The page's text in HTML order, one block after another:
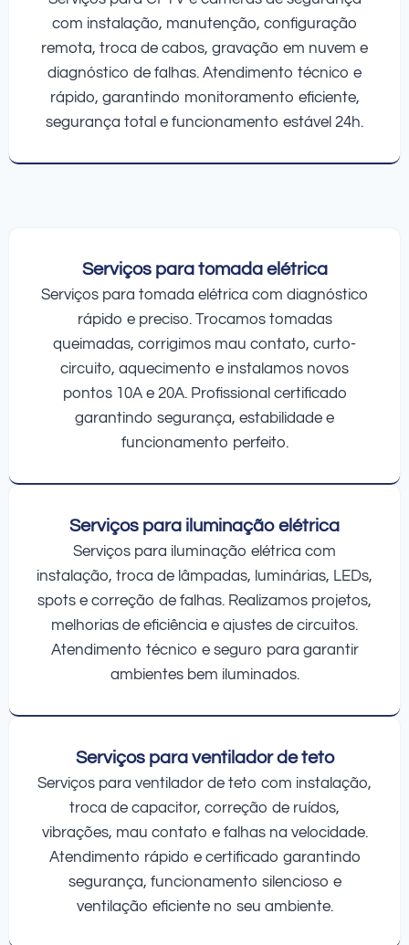
com instalação, manutenção, configuração
remota, troca de cabos, gravação em nuvem e
diagnóstico de falhas. Atendimento técnico e
rápido, garantindo monitoramento eficiente,
segurança total e funcionamento estável 24h.
Serviços para tomada elétrica
Serviços para tomada elétrica com diagnóstico
rápido e preciso. Trocamos tomadas
queimadas, corrigimos mau contato, curto-
circuito, aquecimento e instalamos novos
pontos 10A e 20A. Profissional certificado
garantindo segurança, estabilidade e
funcionamento perfeito.
Serviços para iluminação elétrica
Serviços para iluminação elétrica com
instalação, troca de lâmpadas, luminárias, LEDs,
spots e correção de falhas. Realizamos projetos,
melhorias de eficiência e ajustes de circuitos.
Atendimento técnico e seguro para garantir
ambientes bem iluminados.
Serviços para ventilador de teto
Serviços para ventilador de teto com instalação,
troca de capacitor, correção de ruídos,
vibrações, mau contato e falhas na velocidade.
Atendimento rápido e certificado garantindo
segurança, funcionamento silencioso e
ventilação eficiente no seu ambiente.